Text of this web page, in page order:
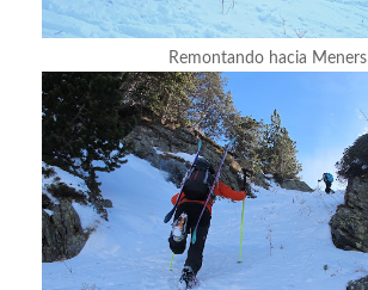
Remontando hacia Meners